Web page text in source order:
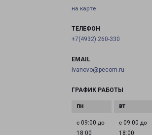
на карте
ТЕЛЕФОН
+7(4932) 260-330
EMAIL
ivanovo@pecom.ru
ГРАФИК РАБОТЫ
с 09:00 до
18:00
с 09:00 до
18:00